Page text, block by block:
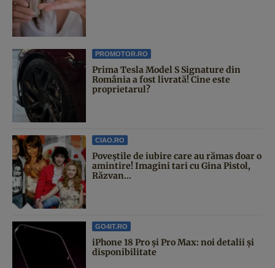
PROMOTOR.RO
Prima Tesla Model S Signature din
România a fost livrată! Cine este
proprietarul?
CIAO.RO
Poveştile de iubire care au rămas doar o
amintire! Imagini tari cu Gina Pistol,
Răzvan...
GO4IT.RO
iPhone 18 Pro și Pro Max: noi detalii și
disponibilitate